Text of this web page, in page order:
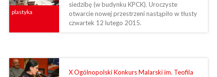
plastyka
siedzibę (w budynku KPCK). Uroczyste
otwarcie nowej przestrzeni nastąpiło w tłusty
czwartek 12 lutego 2015.
X Ogólnopolski Konkurs Malarski im. Teofila